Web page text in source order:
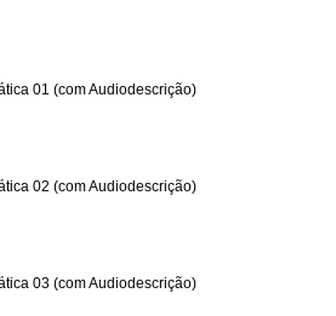
01 (com Audiodescrição)
02 (com Audiodescrição)
03 (com Audiodescrição)